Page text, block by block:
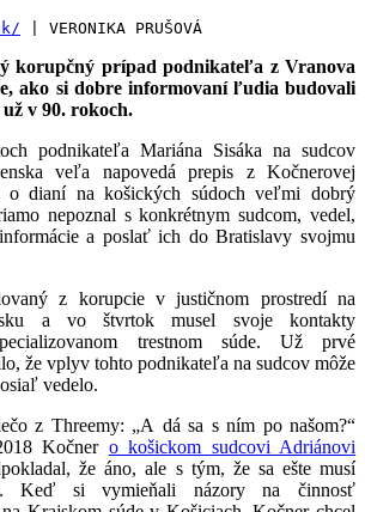
| VERONIKA PRUŠOVÁ
korupčný prípad podnikateľa z Vranova
ako si dobre informovaní ľudia budovali
v 90. rokoch.
podnikateľa Mariána Sisáka na sudcov
veľa napovedá prepis z Kočnerovej
o dianí na košických súdoch veľmi dobrý
nepoznal s konkrétnym sudcom, vedel,
a poslať ich do Bratislavy svojmu
z korupcie v justičnom prostredí na
a vo štvrtok musel svoje kontakty
trestnom súde. Už prvé
že vplyv tohto podnikateľa na sudcov môže
vedelo.
z Threemy: „A dá sa s ním po našom?“
Kočner o košickom sudcovi Adriánovi
že áno, ale s tým, že sa ešte musí
Keď si vymieňali názory na činnosť